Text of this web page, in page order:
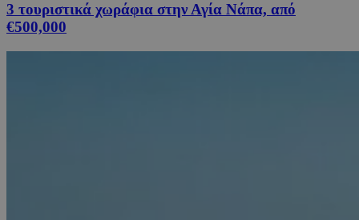
3 τουριστικά χωράφια στην Αγία Νάπα, από
€500,000